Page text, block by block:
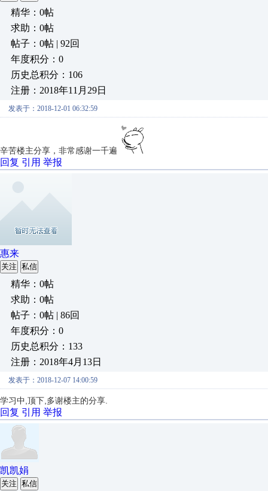
精华：0帖
求助：0帖
帖子：0帖 | 92回
年度积分：0
历史总积分：106
注册：2018年11月29日
发表于：2018-12-01 06:32:59
辛苦楼主分享，非常感谢一千遍
回复 引用 举报
惠来
关注 私信
精华：0帖
求助：0帖
帖子：0帖 | 86回
年度积分：0
历史总积分：133
注册：2018年4月13日
发表于：2018-12-07 14:00:59
学习中,顶下,多谢楼主的分享.
回复 引用 举报
凯凯娟
关注 私信